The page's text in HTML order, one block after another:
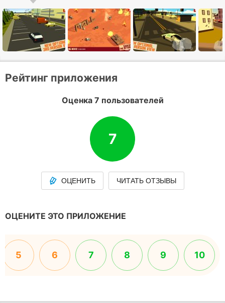
Рейтинг приложения
Оценка 7 пользователей
7
ОЦЕНИТЬ ЧИТАТЬ ОТЗЫВЫ
ОЦЕНИТЕ ЭТО ПРИЛОЖЕНИЕ
5 6 7 8 9 10